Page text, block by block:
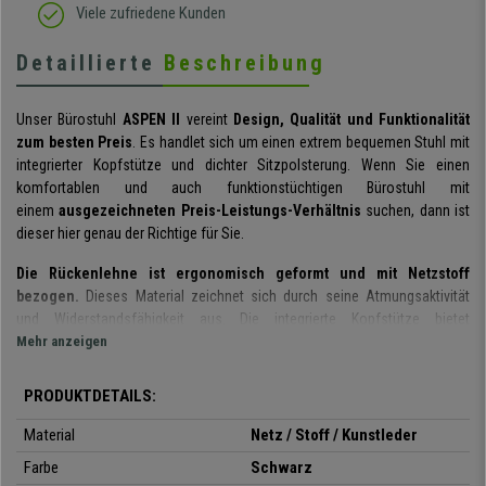
Viele zufriedene Kunden
Detaillierte Beschreibung
Unser Bürostuhl ASPEN II vereintDesign, Qualität und Funktionalität
zum besten Preis. Es handlet sich um einen extrem bequemen Stuhl mit
integrierter Kopfstütze und dichter Sitzpolsterung. Wenn Sie einen
komfortablen und auch funktionstüchtigen Bürostuhl mit
einemausgezeichneten Preis-Leistungs-Verhältnis suchen, dann ist
dieser hier genau der Richtige für Sie.
Die Rückenlehne ist ergonomisch geformt und mit Netzstoff
bezogen. Dieses Material zeichnet sich durch seine Atmungsaktivität
und Widerstandsfähigkeit aus. Die integrierte Kopfstütze bietet
zusätzlichen Halt für Kopf und Nacken. Zudem kommt die Rückenlehne
Lordosenstütze.Mit einer Bandfixierung kann sie ganz einfach in die
Wippmechanik
. Durch Herausziehen des Hebels wird die Wippfunktion
Mehr anzeigen
PRODUKTDETAILS:
Material
Netz / Stoff / Kunstleder
Farbe
Schwarz